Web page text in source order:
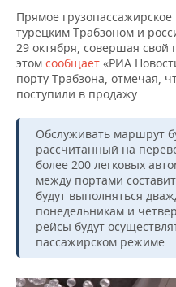
ОТКРЫТАЯ ЛЕКЦИЯ
БАСКЕТБОЛ
ВОЛЕЙБОЛ
КИБЕРСПОРТ
ФИГУРНОЕ КАТАНИЕ
ВОДНЫЕ ВИДЫ СПОРТА
ХОККЕЙ С МЯЧОМ
ИНФРАСТРУКТУРА
ИСТОРИЯ
КУЛЬТУРА
МЕДИЦИНА
ОБРАЗОВАНИЕ
ПРОИСШЕСТВИЯ
СПРАВОЧНИК
СПИСОК ПЕРСОН
СПИСОК КОМПАНИЙ
ПОЛНАЯ ВЕРСИЯ
Прямое
турецким Трабзоном и
29 октября, совершая
этом сообщает «РИА
порту Трабзона, отмечая,
поступили в продажу.
Обслуживать маршрут
рассчитанный на
более 200 легковых
между портами
будут выполняться
понедельникам и
рейсы будут
пассажирском режиме.